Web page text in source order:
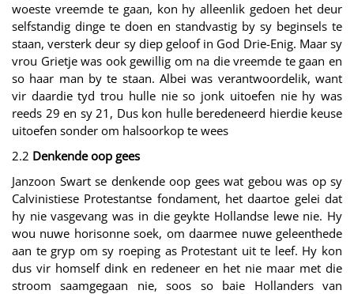
woeste vreemde te gaan, kon hy alleenlik gedoen het deur
selfstandig dinge te doen en standvastig by sy beginsels te
staan, versterk deur sy diep geloof in God Drie-Enig. Maar sy
vrou Grietje was ook gewillig om na die vreemde te gaan en
so haar man by te staan. Albei was verantwoordelik, want
vir daardie tyd trou hulle nie so jonk uitoefen nie hy was
reeds 29 en sy 21, Dus kon hulle beredeneerd hierdie keuse
uitoefen sonder om halsoorkop te wees
2.2 Denkende oop gees
Janzoon Swart se denkende oop gees wat gebou was op sy
Calvinistiese Protestantse fondament, het daartoe gelei dat
hy nie vasgevang was in die geykte Hollandse lewe nie. Hy
wou nuwe horisonne soek, om daarmee nuwe geleenthede
aan te gryp om sy roeping as Protestant uit te leef. Hy kon
dus vir homself dink en redeneer en het nie maar met die
stroom saamgegaan nie, soos so baie Hollanders van